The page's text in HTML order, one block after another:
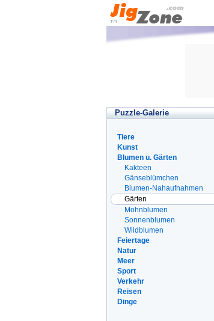
Puzzle-Galerie
Tiere
Kunst
Blumen u. Gärten
Kakteen
Gänseblümchen
Blumen-Nahaufnahmen
Gärten
Mohnblumen
Sonnenblumen
Wildblumen
Feiertage
Natur
Meer
Sport
Verkehr
Reisen
Dinge